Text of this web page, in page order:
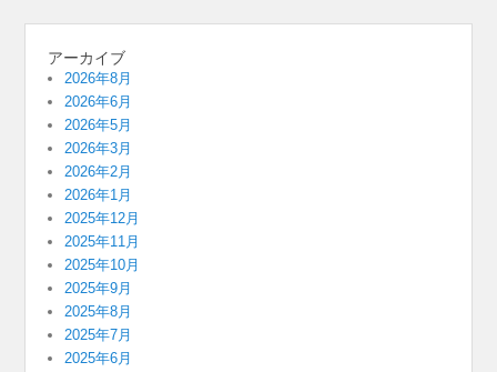
アーカイブ
2026年8月
2026年6月
2026年5月
2026年3月
2026年2月
2026年1月
2025年12月
2025年11月
2025年10月
2025年9月
2025年8月
2025年7月
2025年6月